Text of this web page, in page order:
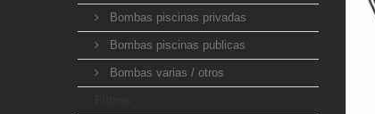
Bombas piscinas privadas
Bombas piscinas publicas
Bombas varias / otros